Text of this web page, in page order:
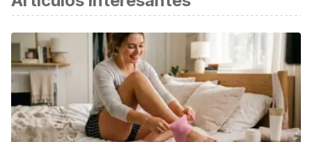
Adom, K. K., & Liu, R. H. (2002). Antioxidant activity of
grains. Journal of Agricultural and Food Chemistry.
https://doi.org/10.1021/jf0205099
Katz, D. L. (2001). A Scientific Review of the Health Benefits
of Oats. Public Health.
https://doi.org/10.1007/978-3-642-
19231-9
Meydani, M. (2009). Potential health benefits of